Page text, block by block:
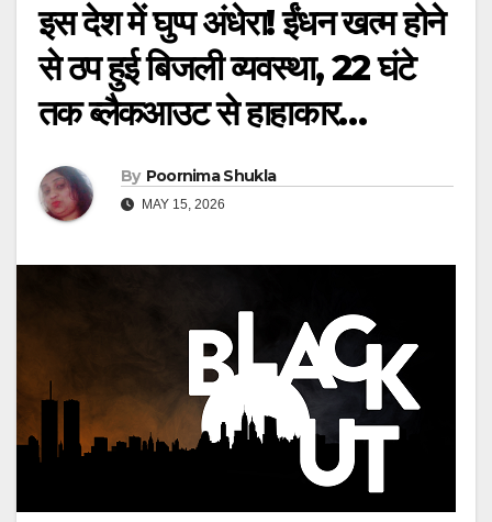
इस देश में घुप्प अंधेरा! ईंधन खत्म होने
से ठप हुई बिजली व्यवस्था, 22 घंटे
तक ब्लैकआउट से हाहाकार…
By Poornima Shukla
MAY 15, 2026